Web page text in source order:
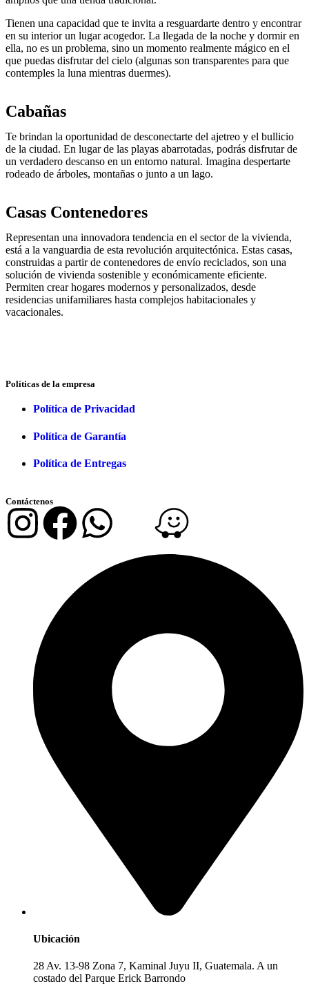
Tienen una capacidad que te invita a resguardarte dentro y encontrar
en su interior un lugar acogedor. La llegada de la noche y dormir en
ella, no es un problema, sino un momento realmente mágico en el
que puedas disfrutar del cielo (algunas son transparentes para que
contemples la luna mientras duermes).
Cabañas
Te brindan la oportunidad de desconectarte del ajetreo y el bullicio
de la ciudad. En lugar de las playas abarrotadas, podrás disfrutar de
un verdadero descanso en un entorno natural. Imagina despertarte
rodeado de árboles, montañas o junto a un lago.
Casas Contenedores
Representan una innovadora tendencia en el sector de la vivienda,
está a la vanguardia de esta revolución arquitectónica. Estas casas,
construidas a partir de contenedores de envío reciclados, son una
solución de vivienda sostenible y económicamente eficiente.
Permiten crear hogares modernos y personalizados, desde
residencias unifamiliares hasta complejos habitacionales y
vacacionales.
Políticas de la empresa
Política de Privacidad
Política de Garantía
Política de Entregas
Contáctenos
Ubicación
28 Av. 13-98 Zona 7, Kaminal Juyu II, Guatemala. A un
costado del Parque Erick Barrondo